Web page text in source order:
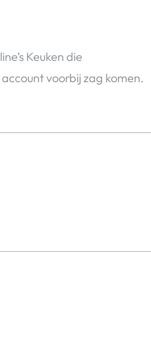
Keuken die
voorbij zag komen.